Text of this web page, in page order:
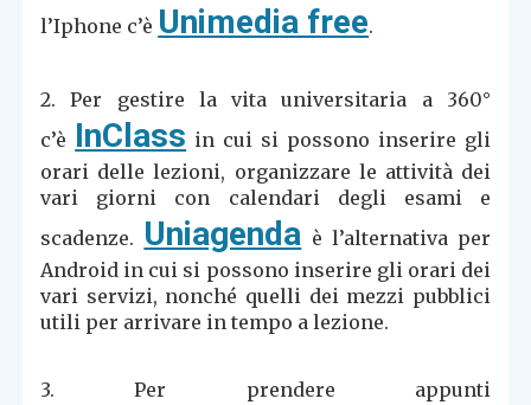
l’Iphone c’è Unimedia free.
2. Per gestire la vita universitaria a 360°
c’è InClass in cui si possono inserire gli
orari delle lezioni, organizzare le attività dei
vari giorni con calendari degli esami e
scadenze. Uniagenda è l’alternativa per
Android in cui si possono inserire gli orari dei
vari servizi, nonché quelli dei mezzi pubblici
utili per arrivare in tempo a lezione.
3. Per prendere appunti